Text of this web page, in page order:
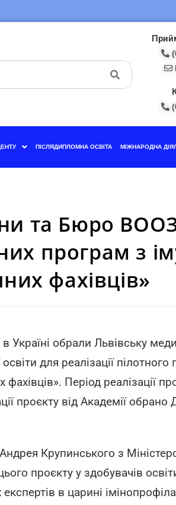
ПІСЛЯДИПЛОМНА ОСВІТА МІЖНАРОДНА
та Бюро ВООЗ
програм з
фахівців»
обрали Львівську
для реалізації пілотного
Період реалізації
проєкту від Академії обрано
Крупинського з
проєкту у здобувачів
в царині